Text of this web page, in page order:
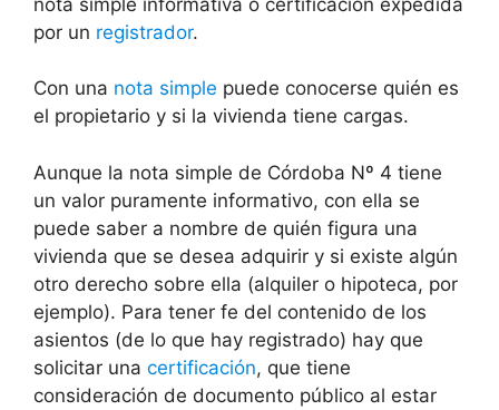
por un registrador.
Con una nota simple puede conocerse quién es
el propietario y si la vivienda tiene cargas.
Aunque la nota simple de Córdoba Nº 4 tiene
un valor puramente informativo, con ella se
puede saber a nombre de quién figura una
vivienda que se desea adquirir y si existe algún
otro derecho sobre ella (alquiler o hipoteca, por
ejemplo). Para tener fe del contenido de los
asientos (de lo que hay registrado) hay que
solicitar una certificación, que tiene
consideración de documento público al estar